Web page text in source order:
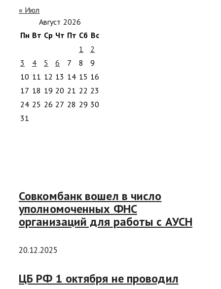
« Июл
Август 2026
Пн Вт Ср Чт Пт Сб Вс
1
2
3
4 5 6 7 8
9
10 11 12 13 14 15 16
17 18 19 20 21 22 23
24 25 26 27 28 29 30
31
Совкомбанк вошел в число
уполномоченных ФНС
организаций для работы с АУСН
20.12.2025
ЦБ РФ 1 октября не проводил